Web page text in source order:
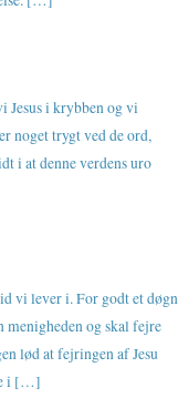
Jesus i krybben og vi
noget trygt ved de ord,
i at denne verdens uro
vi lever i. For godt et døgn
menigheden og skal fejre
lød at fejringen af Jesu
i […]